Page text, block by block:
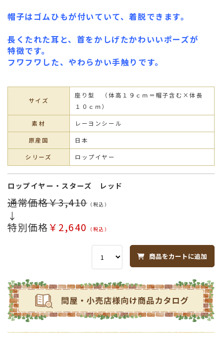
帽子はゴムひもが付いていて、着脱できます。
長くたれた耳と、首をかしげたかわいいポーズが
特徴です。
フワフワした、やわらかい手触りです。
サイズ
座り型 （体高１９ｃｍ＝帽子含む×体長
１０ｃｍ）
素材 レーヨンシール
原産国 日本
シリーズ ロップイヤー
ロップイヤー・スターズ レッド
通常価格￥3,410 （税込）
↓
特別価格￥2,640 （税込）
商品をカートに追加